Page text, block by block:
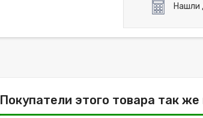
Нашли
Покупатели этого товара так же